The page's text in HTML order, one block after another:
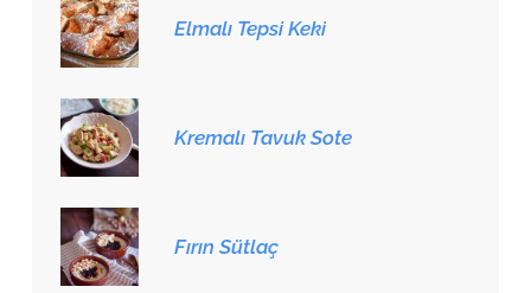
Elmalı Tepsi Keki
Kremalı Tavuk Sote
Fırın Sütlaç